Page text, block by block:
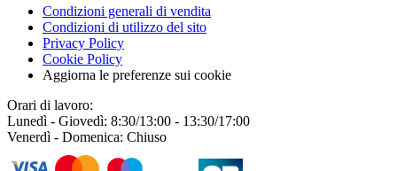
Condizioni generali di vendita
Condizioni di utilizzo del sito
Privacy Policy
Cookie Policy
Aggiorna le preferenze sui cookie
Orari di lavoro:
Lunedì - Giovedì: 8:30/13:00 - 13:30/17:00
Venerdì - Domenica: Chiuso